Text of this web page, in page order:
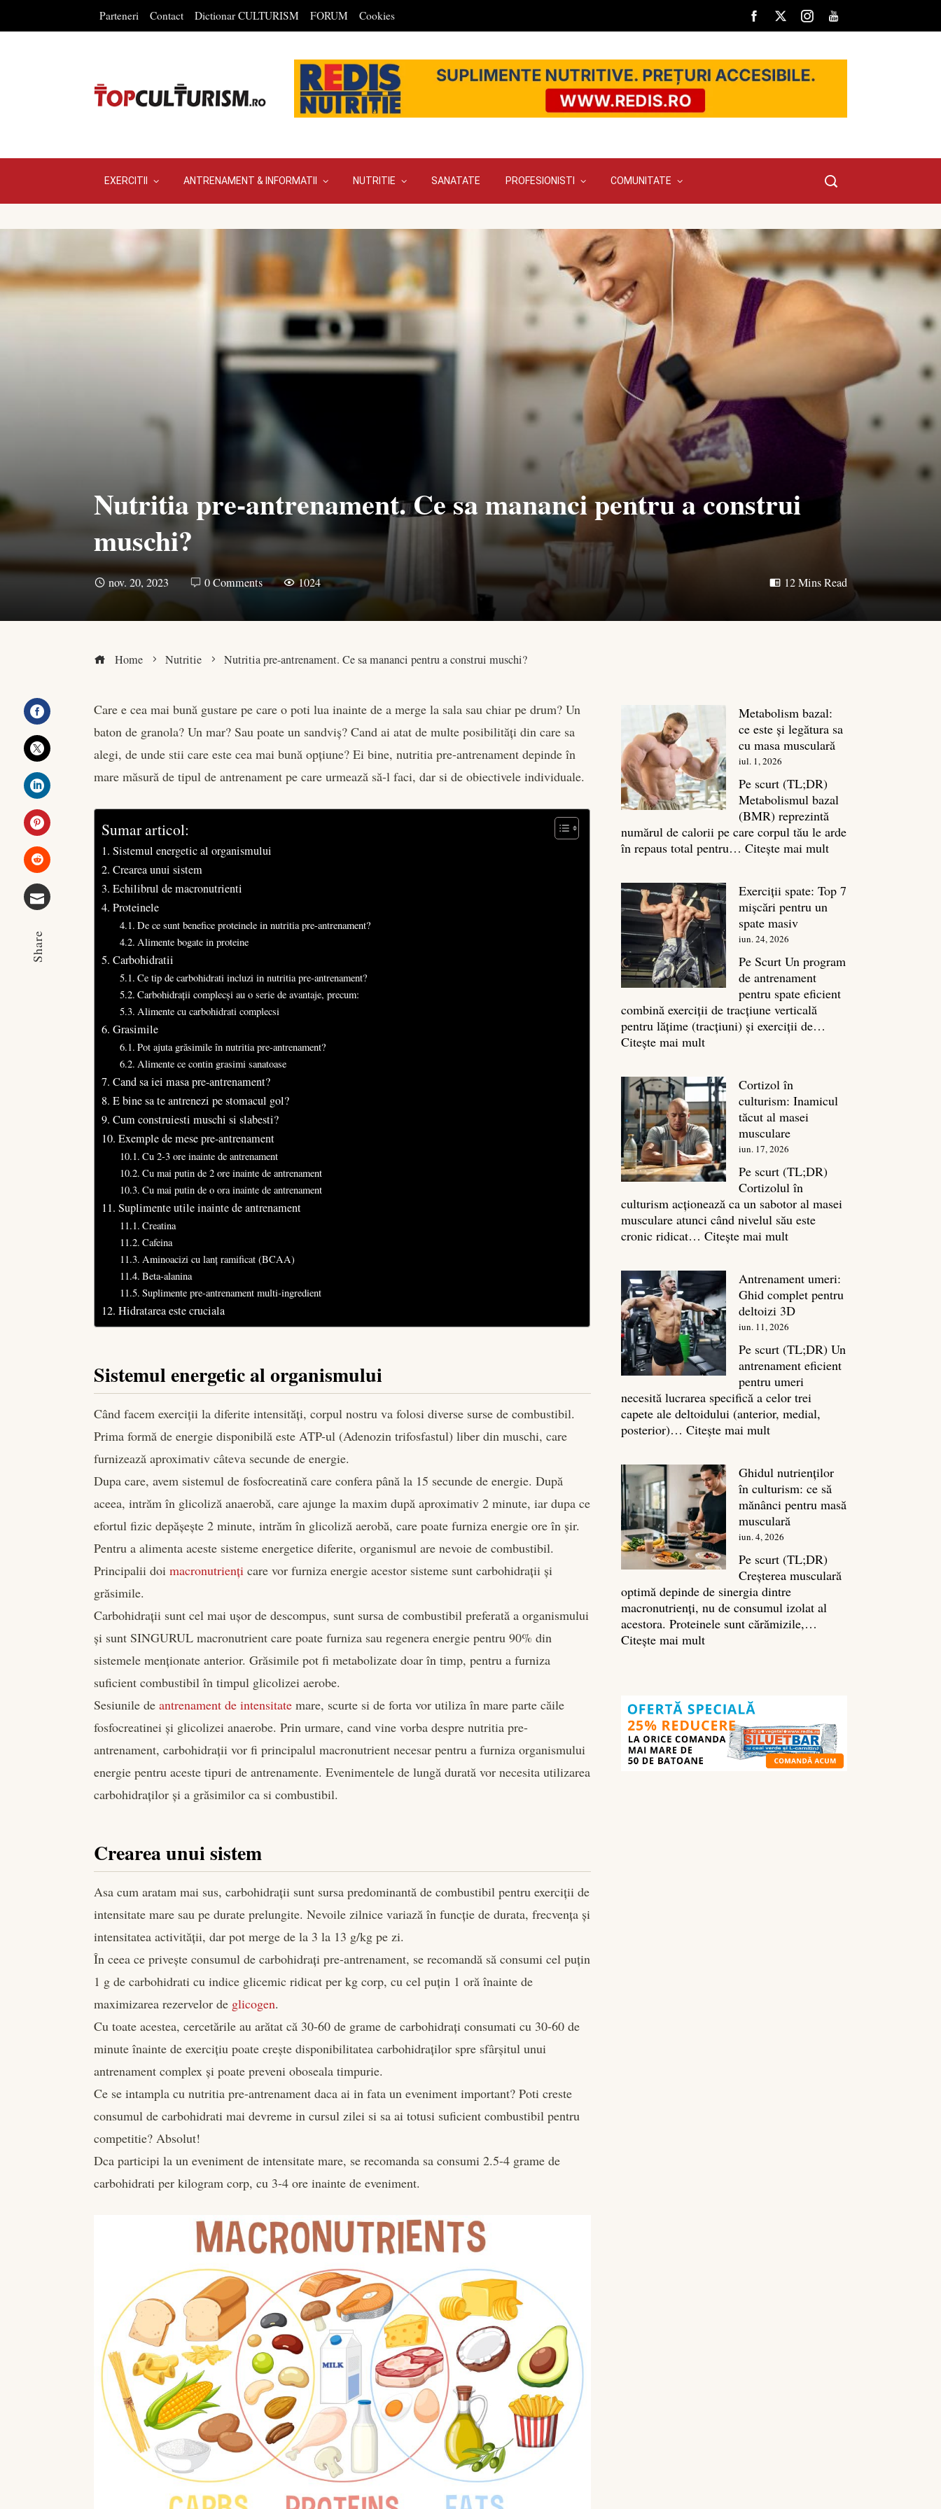
Parteneri Contact Dictionar CULTURISM FORUM Cookies
EXERCITII ANTRENAMENT & INFORMATII NUTRITIE SANATATE PROFESIONISTI COMUNITATE
Nutritia pre-antrenament. Ce sa mananci pentru a construi
muschi?
nov. 20, 2023 0 Comments 1024 12 Mins Read
Home Nutritie Nutritia pre-antrenament. Ce sa mananci pentru a construi muschi?
Facebook
Twitter
LinkedIn
Pinterest
Stumbleupon
Share
Care e cea mai bună gustare pe care o poti lua inainte de a merge la sala sau chiar pe drum? Un
baton de granola? Un mar? Sau poate un sandviș? Cand ai atat de multe posibilități din care sa
alegi, de unde stii care este cea mai bună opțiune? Ei bine, nutritia pre-antrenament depinde în
mare măsură de tipul de antrenament pe care urmează să-l faci, dar si de obiectivele individuale.
Sumar articol:
Sistemul energetic al organismului
Crearea unui sistem
Echilibrul de macronutrienti
Proteinele
De ce sunt benefice proteinele in nutritia pre-antrenament?
Alimente bogate in proteine
Carbohidratii
Ce tip de carbohidrati incluzi in nutritia pre-antrenament?
Carbohidrații complecși au o serie de avantaje, precum:
Alimente cu carbohidrati complecsi
Grasimile
Pot ajuta grăsimile în nutritia pre-antrenament?
Alimente ce contin grasimi sanatoase
Cand sa iei masa pre-antrenament?
E bine sa te antrenezi pe stomacul gol?
Cum construiesti muschi si slabesti?
Exemple de mese pre-antrenament
Cu 2-3 ore inainte de antrenament
Cu mai putin de 2 ore inainte de antrenament
Cu mai putin de o ora inainte de antrenament
Suplimente utile inainte de antrenament
Creatina
Cafeina
Aminoacizi cu lanț ramificat (BCAA)
Beta-alanina
Suplimente pre-antrenament multi-ingredient
Hidratarea este cruciala
Sistemul energetic al organismului
Când facem exerciții la diferite intensități, corpul nostru va folosi diverse surse de combustibil.
Prima formă de energie disponibilă este ATP-ul (Adenozin trifosfastul) liber din muschi, care
furnizează aproximativ câteva secunde de energie.
Dupa care, avem sistemul de fosfocreatină care confera până la 15 secunde de energie. După
aceea, intrăm în glicoliză anaerobă, care ajunge la maxim după aproximativ 2 minute, iar dupa ce
efortul fizic depășește 2 minute, intrăm în glicoliză aerobă, care poate furniza energie ore în șir.
Pentru a alimenta aceste sisteme energetice diferite, organismul are nevoie de combustibil.
Principalii doimacronutrienți care vor furniza energie acestor sisteme sunt carbohidrații și
grăsimile.
Carbohidrații sunt cel mai ușor de descompus, sunt sursa de combustibil preferată a organismului
și sunt SINGURUL macronutrient care poate furniza sau regenera energie pentru 90% din
sistemele menționate anterior. Grăsimile pot fi metabolizate doar în timp, pentru a furniza
suficient combustibil în timpul glicolizei aerobe.
Sesiunile deantrenament de intensitate mare, scurte si de forta vor utiliza în mare parte căile
fosfocreatinei și glicolizei anaerobe. Prin urmare, cand vine vorba despre nutritia pre-
antrenament, carbohidrații vor fi principalul macronutrient necesar pentru a furniza organismului
energie pentru aceste tipuri de antrenamente. Evenimentele de lungă durată vor necesita utilizarea
carbohidraților și a grăsimilor ca si combustibil.
Crearea unui sistem
Asa cum aratam mai sus, carbohidrații sunt sursa predominantă de combustibil pentru exerciții de
intensitate mare sau pe durate prelungite. Nevoile zilnice variază în funcție de durata, frecvența și
intensitatea activității, dar pot merge de la 3 la 13 g/kg pe zi.
În ceea ce privește consumul de carbohidrați pre-antrenament, se recomandă să consumi cel puțin
1 g de carbohidrati cu indice glicemic ridicat per kg corp, cu cel puțin 1 oră înainte de
maximizarea rezervelor de glicogen.
Cu toate acestea, cercetările au arătat că 30-60 de grame de carbohidrați consumati cu 30-60 de
minute înainte de exercițiu poate crește disponibilitatea carbohidraților spre sfârșitul unui
antrenament complex și poate preveni oboseala timpurie.
Ce se intampla cu nutritia pre-antrenament daca ai in fata un eveniment important? Poti creste
consumul de carbohidrati mai devreme in cursul zilei si sa ai totusi suficient combustibil pentru
competitie? Absolut!
Dca participi la un eveniment de intensitate mare, se recomanda sa consumi 2.5-4 grame de
carbohidrati per kilogram corp, cu 3-4 ore inainte de eveniment.
Metabolism bazal:
ce este și legătura sa
cu masa musculară
iul. 1, 2026
Pe scurt (TL;DR)
Metabolismul bazal
(BMR) reprezintă
numărul de calorii pe care corpul tău le arde
în repaus total pentru…Citește mai mult:
ce
sa
masa
Exerciții spate: Top 7
mișcări pentru un
spate masiv
iun. 24, 2026
Pe Scurt Un program
de antrenament
pentru spate eficient
combină exerciții de tracțiune verticală
pentru lățime (tracțiuni) și exerciții de…
Citește mai mult:
spate:
Top
7
mișcări
pentru
un
spate
masiv
Cortizol în
culturism: Inamicul
tăcut al masei
musculare
iun. 17, 2026
Pe scurt (TL;DR)
Cortizolul în
culturism acționează ca un sabotor al masei
musculare atunci când nivelul său este
cronic ridicat…Citește mai mult:
culturism:
Inamicul
tăcut
al
masei
musculare
Antrenament umeri:
Ghid complet pentru
deltoizi 3D
iun. 11, 2026
Pe scurt (TL;DR) Un
antrenament eficient
pentru umeri
necesită lucrarea specifică a celor trei
capete ale deltoidului (anterior, medial,
posterior)…Citește mai mult:
Ghid
complet
pentru
deltoizi
3D
Ghidul nutrienților
în culturism: ce să
mănânci pentru masă
musculară
iun. 4, 2026
Pe scurt (TL;DR)
Creșterea musculară
optimă depinde de sinergia dintre
macronutrienți, nu de consumul izolat al
acestora. Proteinele sunt cărămizile,…
Citește mai mult:
culturism:
ce
să
mănânci